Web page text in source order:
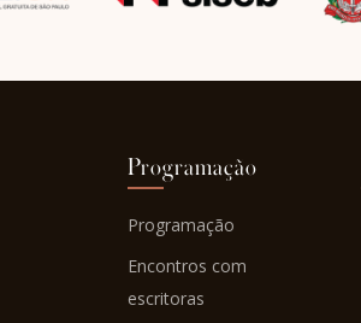
Programação
Programação
Encontros com
escritoras